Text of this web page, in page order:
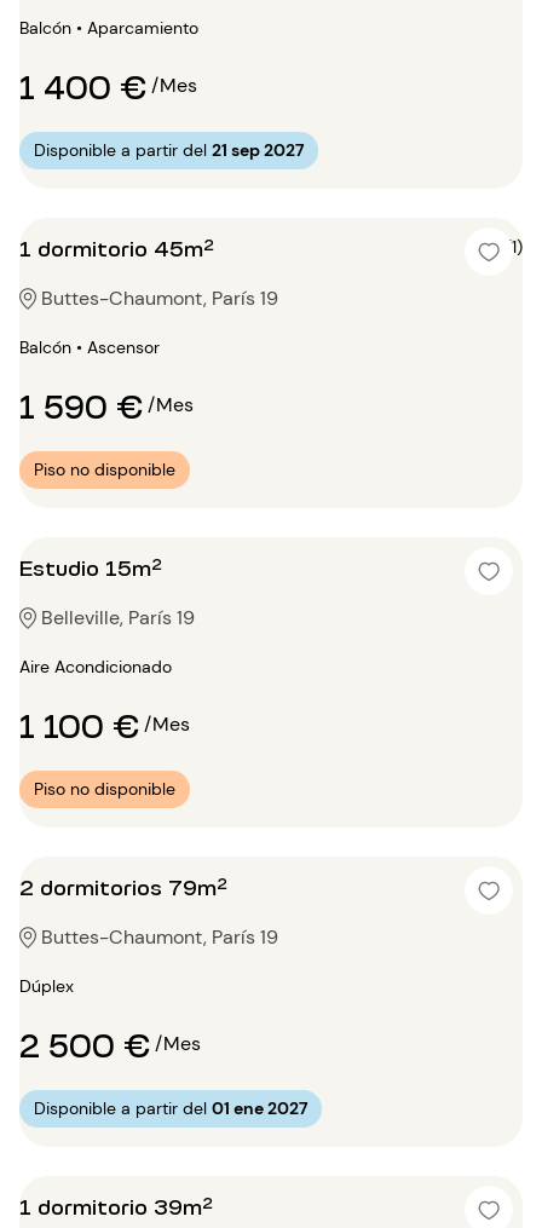
Balcón • Aparcamiento
1 400 €/Mes
Disponible a partir del 21 sep 2027
1 dormitorio 45m² 5 (1)
Buttes-Chaumont, París 19
Balcón • Ascensor
1 590 €/Mes
Piso no disponible
Estudio 15m²
Belleville, París 19
Aire Acondicionado
1 100 €/Mes
Piso no disponible
2 dormitorios 79m²
Buttes-Chaumont, París 19
Dúplex
2 500 €/Mes
Disponible a partir del 01 ene 2027
1 dormitorio 39m²